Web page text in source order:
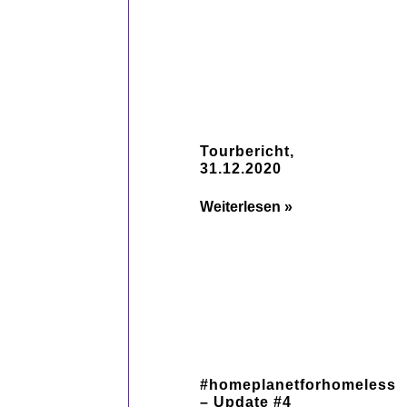
Tourbericht,
31.12.2020
Weiterlesen »
#homeplanetforhomeless
– Update #4